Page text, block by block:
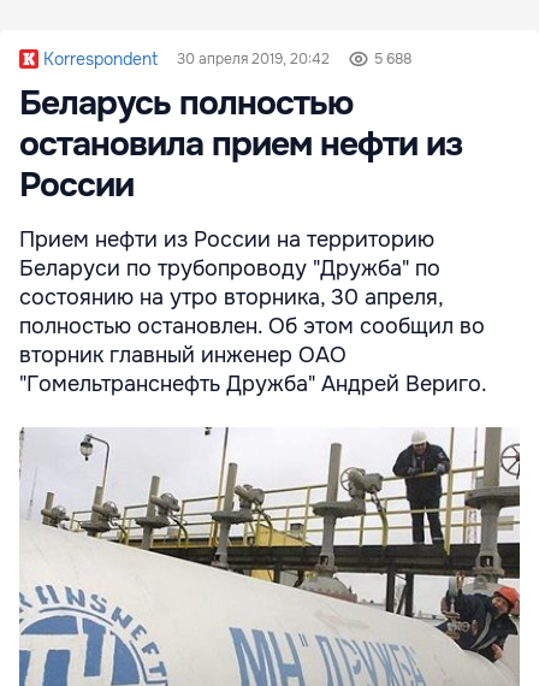
Korrespondent 30 апреля 2019, 20:42 5 688
Беларусь полностью
остановила прием нефти из
России
Прием нефти из России на территорию
Беларуси по трубопроводу "Дружба" по
состоянию на утро вторника, 30 апреля,
полностью остановлен. Об этом сообщил во
вторник главный инженер ОАО
"Гомельтранснефть Дружба" Андрей Вериго.